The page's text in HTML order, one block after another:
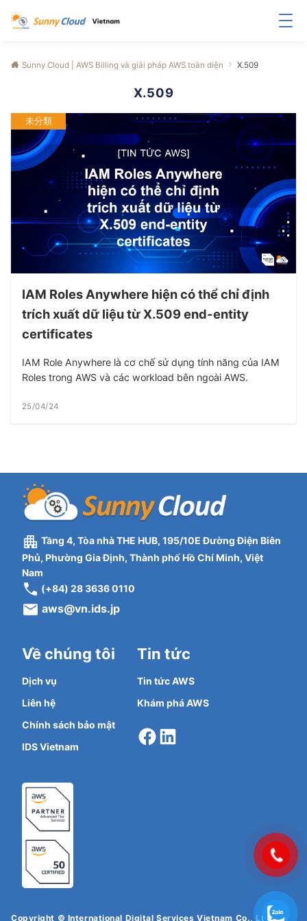
Sunny Cloud | AWS Billing và giải pháp AWS toàn diện X.509
X.509
未分類
IAM Roles Anywhere hiện có thể chỉ định
trích xuất dữ liệu từ X.509 end-entity
certificates
IAM Role Anywhere là cơ chế sử dụng tính năng của IAM
Roles trong AWS và các workload bên ngoài AWS.
25/04/24
Tầng 4, Tòa nhà THE HUB, 195/10E Đường Điện Biên
Phủ, Phường Gia Định, Thành phố Hồ Chí Minh, Việt
Nam
(+84) 28 3636 0110
aws@vn.ids.jp
Về chúng tôi
Dịch vụ
Liên hệ
Chính sách bảo mật
IDS Vietnam
Tin tức
Tin tức AWS
Khám phá AWS
Facebook
Copyright © International Digital Services Vietnam Co., Ltd. All